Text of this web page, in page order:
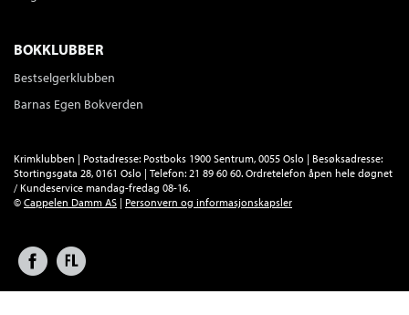
BOKKLUBBER
Bestselgerklubben
Barnas Egen Bokverden
Krimklubben | Postadresse: Postboks 1900 Sentrum, 0055 Oslo | Besøksadresse:
Stortingsgata 28, 0161 Oslo | Telefon: 21 89 60 60. Ordretelefon åpen hele døgnet
/ Kundeservice mandag-fredag 08-16.
© Cappelen Damm AS | Personvern og informasjonskapsler
Facebook